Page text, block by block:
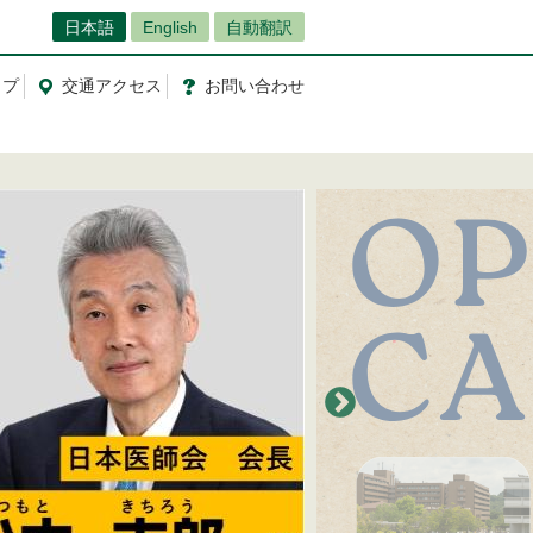
日本語 English 自動翻訳
交通アクセス お問い合わせ